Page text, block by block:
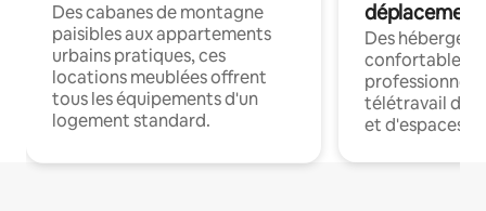
Des cabanes de montagne
paisibles aux appartements
urbains pratiques, ces
locations meublées offrent
tous les équipements d'un
logement standard.
déplacement
Des
confortables
professionnels
télétravail
et d'espaces